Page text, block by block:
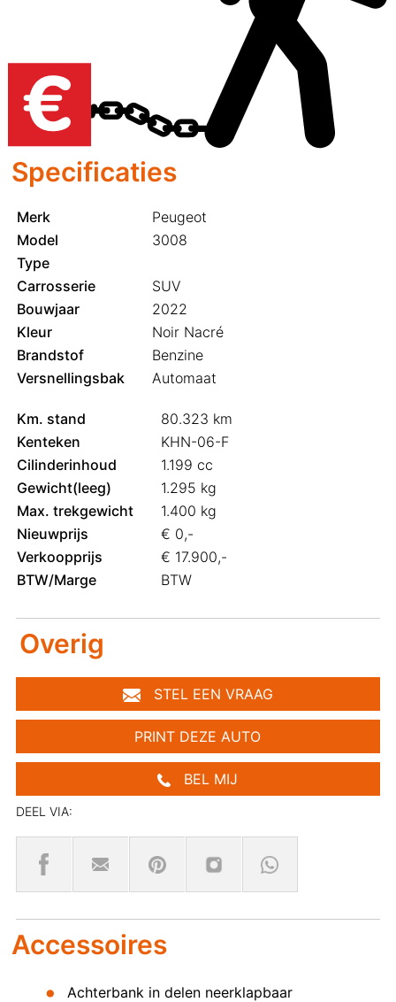
Specificaties
Merk
Peugeot
Model
3008
Type
Carrosserie
SUV
Bouwjaar
2022
Kleur
Noir Nacré
Brandstof
Benzine
Versnellingsbak
Automaat
Km. stand
80.323 km
Kenteken
KHN-06-F
Cilinderinhoud
1.199 cc
Gewicht(leeg)
1.295 kg
Max. trekgewicht
1.400 kg
Nieuwprijs
€ 0,-
Verkoopprijs
€ 17.900,-
BTW/Marge
BTW
Overig
STEL EEN VRAAG
PRINT DEZE AUTO
BEL MIJ
DEEL VIA:
Accessoires
Achterbank in delen neerklapbaar